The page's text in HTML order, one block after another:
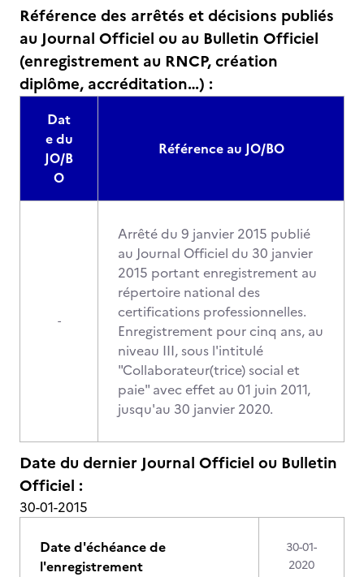
Référence des arrêtés et décisions publiés
au Journal Officiel ou au Bulletin Officiel
(enregistrement au RNCP, création
diplôme, accréditation…) :
Dat
e du
JO/B
O
Référence au JO/BO
-
Arrêté du 9 janvier 2015 publié
au Journal Officiel du 30 janvier
2015 portant enregistrement au
répertoire national des
certifications professionnelles.
Enregistrement pour cinq ans, au
niveau III, sous l'intitulé
"Collaborateur(trice) social et
paie" avec effet au 01 juin 2011,
jusqu'au 30 janvier 2020.
Date du dernier Journal Officiel ou Bulletin
Officiel :
30-01-2015
Date d'échéance de
l'enregistrement
30-01-
2020